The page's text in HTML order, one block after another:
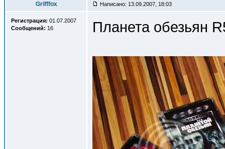
Grifffox Написано: 13.09.2007, 18:03
Регистрация: 01.07.2007
Сообщений: 16 Планета обезьян